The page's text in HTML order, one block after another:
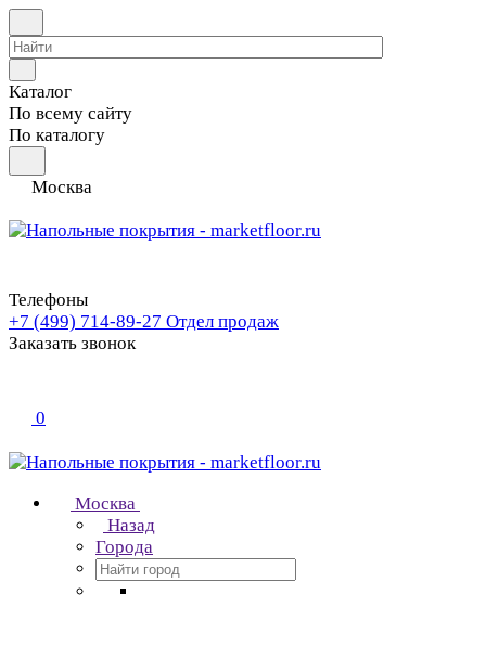
Каталог
По всему сайту
По каталогу
Москва
Телефоны
+7 (499) 714-89-27 Отдел продаж
Заказать звонок
0
Москва
Назад
Города